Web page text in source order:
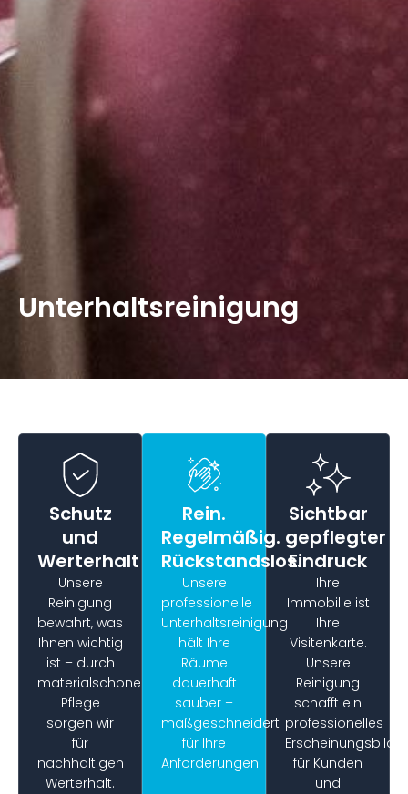
Unterhaltsreinigung
Schutz
und
Werterhalt
Unsere
Reinigung
bewahrt, was
Ihnen wichtig
ist – durch
materialschonende
Pflege
sorgen wir
für
nachhaltigen
Werterhalt.
Rein.
Regelmäßig.
Rückstandslos.
Unsere
professionelle
Unterhaltsreinigung
hält Ihre
Räume
dauerhaft
sauber –
maßgeschneidert
für Ihre
Anforderungen.
Sichtbar
gepflegter
Eindruck
Ihre
Immobilie ist
Ihre
Visitenkarte.
Unsere
Reinigung
schafft ein
professionelles
Erscheinungsbild
für Kunden
und